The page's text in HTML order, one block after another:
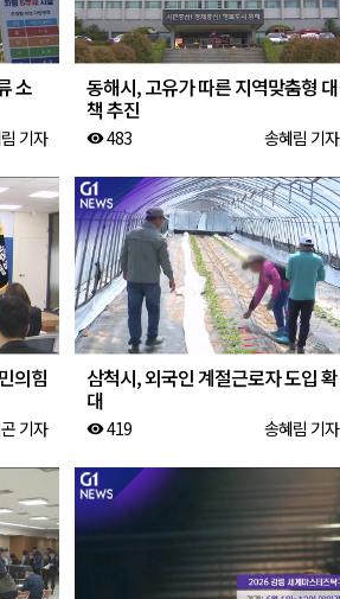
소
기자
동해시, 고유가 따른 지역맞춤형 대
책 추진
visibility483 송혜림 기자
의힘
기자
삼척시, 외국인 계절근로자 도입 확
대
visibility419 송혜림 기자